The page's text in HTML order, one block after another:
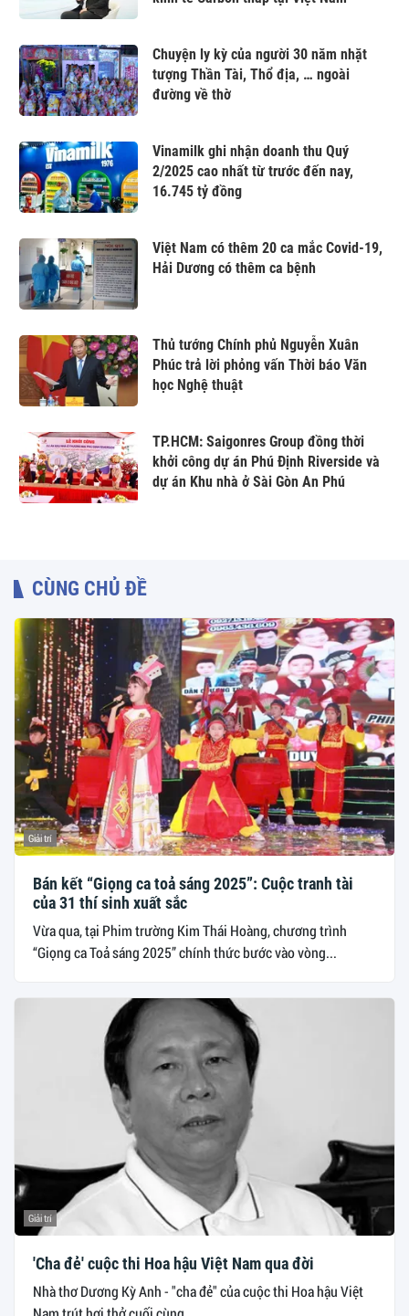
Chuyện ly kỳ của người 30 năm nhặt
tượng Thần Tài, Thổ địa, … ngoài
đường về thờ
Vinamilk ghi nhận doanh thu Quý
2/2025 cao nhất từ trước đến nay,
16.745 tỷ đồng
Việt Nam có thêm 20 ca mắc Covid-19,
Hải Dương có thêm ca bệnh
Thủ tướng Chính phủ Nguyễn Xuân
Phúc trả lời phỏng vấn Thời báo Văn
học Nghệ thuật
TP.HCM: Saigonres Group đồng thời
khởi công dự án Phú Định Riverside và
dự án Khu nhà ở Sài Gòn An Phú
CÙNG CHỦ ĐỀ
Giải trí
Bán kết “Giọng ca toả sáng 2025”: Cuộc tranh tài
của 31 thí sinh xuất sắc
Vừa qua, tại Phim trường Kim Thái Hoàng, chương trình
“Giọng ca Toả sáng 2025” chính thức bước vào vòng...
Giải trí
'Cha đẻ' cuộc thi Hoa hậu Việt Nam qua đời
Nhà thơ Dương Kỳ Anh - "cha đẻ" của cuộc thi Hoa hậu Việt